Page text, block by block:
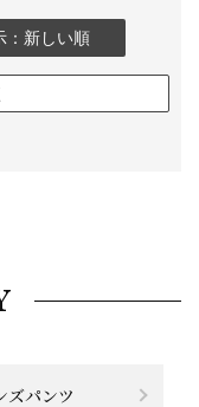
：新しい順
ズパンツ